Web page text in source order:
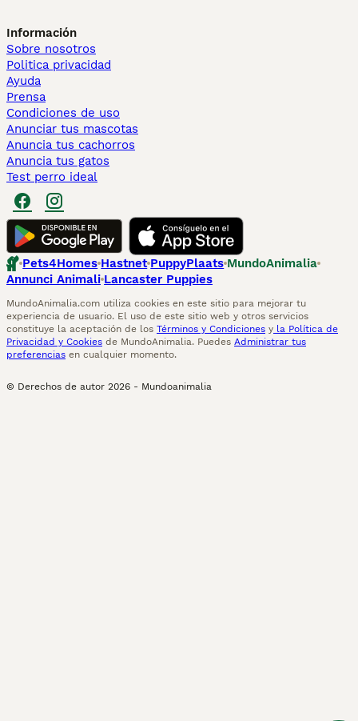
Información
Sobre nosotros
Politica privacidad
Ayuda
Prensa
Condiciones de uso
Anunciar tus mascotas
Anuncia tus cachorros
Anuncia tus gatos
Test perro ideal
Pets4Homes Hastnet PuppyPlaats MundoAnimalia
Annunci Animali Lancaster Puppies
MundoAnimalia.com utiliza cookies en este sitio para mejorar tu
experiencia de usuario. El uso de este sitio web y otros servicios
constituye la aceptación de los Términos y Condiciones y la Política de
Privacidad y Cookies de MundoAnimalia. Puedes Administrar tus
preferencias en cualquier momento.
© Derechos de autor 2026 - Mundoanimalia